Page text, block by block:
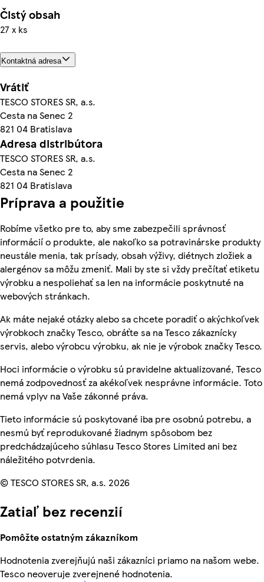
Čistý obsah
27 x ks
Kontaktná adresa
Vrátiť
TESCO STORES SR, a.s.
Cesta na Senec 2
821 04 Bratislava
Adresa distribútora
TESCO STORES SR, a.s.
Cesta na Senec 2
821 04 Bratislava
Príprava a použitie
Robíme všetko pre to, aby sme zabezpečili správnosť
informácií o produkte, ale nakoľko sa potravinárske produkty
neustále menia, tak prísady, obsah výživy, diétnych zložiek a
alergénov sa môžu zmeniť. Mali by ste si vždy prečítať etiketu
výrobku a nespoliehať sa len na informácie poskytnuté na
webových stránkach.
Ak máte nejaké otázky alebo sa chcete poradiť o akýchkoľvek
výrobkoch značky Tesco, obráťte sa na Tesco zákaznícky
servis, alebo výrobcu výrobku, ak nie je výrobok značky Tesco.
Hoci informácie o výrobku sú pravidelne aktualizované, Tesco
nemá zodpovednosť za akékoľvek nesprávne informácie. Toto
nemá vplyv na Vaše zákonné práva.
Tieto informácie sú poskytované iba pre osobnú potrebu, a
nesmú byť reprodukované žiadnym spôsobom bez
predchádzajúceho súhlasu Tesco Stores Limited ani bez
náležitého potvrdenia.
© TESCO STORES SR, a.s. 2026
Zatiaľ bez recenzií
Pomôžte ostatným zákazníkom
Hodnotenia zverejňujú naši zákazníci priamo na našom webe.
Tesco neoveruje zverejnené hodnotenia.